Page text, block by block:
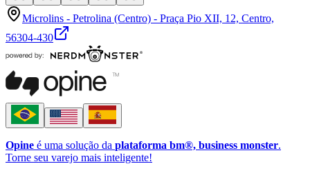
Microlins - Petrolina (Centro) - Praça Pio XII, 12, Centro,
56304-430
Opine é uma solução da plataforma bm®, business monster.
Torne seu varejo mais inteligente!